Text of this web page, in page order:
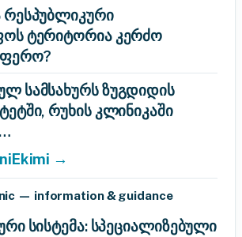
რესპუბლიკური
ტერიტორია კერძო
სამსახურს ზუგდიდის
რუხის კლინიკაში
→
— information & guidance
სისტემა: სპეციალიზებული